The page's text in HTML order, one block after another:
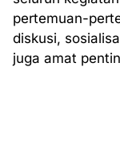
pertemuan-
diskusi,
juga amat